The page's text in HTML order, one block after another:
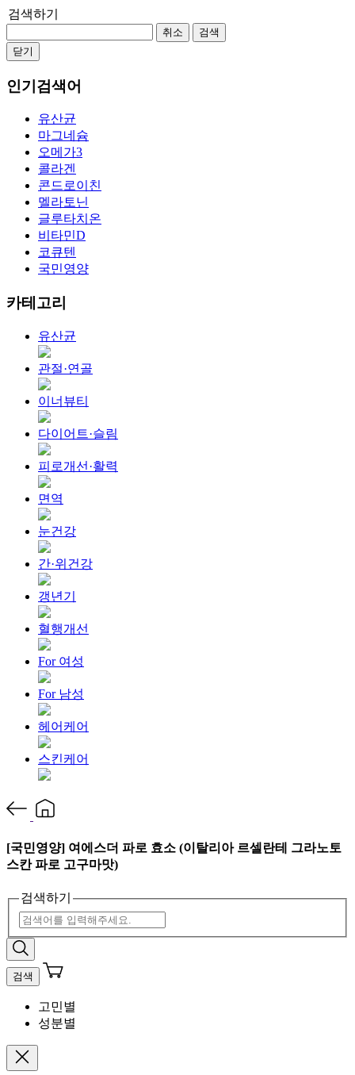
검색하기
취소
검색
닫기
인기검색어
유산균
마그네슘
오메가3
콜라겐
콘드로이친
멜라토닌
글루타치온
비타민D
코큐텐
국민영양
카테고리
유산균
관절·연골
이너뷰티
다이어트·슬림
피로개선·활력
면역
눈건강
간·위건강
갱년기
혈행개선
For 여성
For 남성
헤어케어
스킨케어
[국민영양] 여에스더 파로 효소 (이탈리아 르셀란테 그라노토
스칸 파로 고구마맛)
검색하기
검색
고민별
성분별